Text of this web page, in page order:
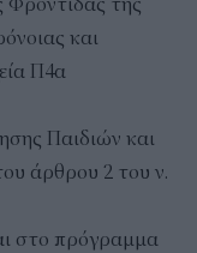
και
Π4α
Παιδιών και
άρθρου 2 του ν.
στο πρόγραμμα